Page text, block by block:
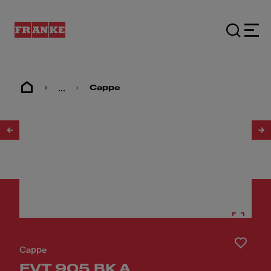
... Cappe
Cappe